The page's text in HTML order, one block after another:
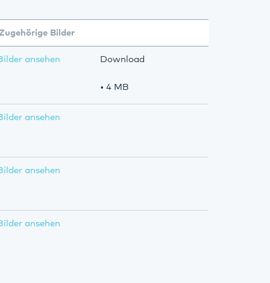
Bilder
ansehen Download
• 4 MB
ansehen
ansehen
ansehen